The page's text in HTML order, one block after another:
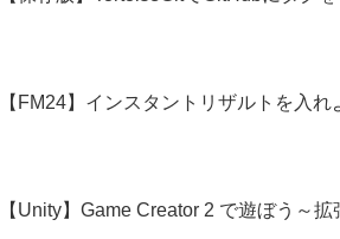
【FM24】インスタントリザルトを入れ
【Unity】Game Creator 2 で遊ぼう～